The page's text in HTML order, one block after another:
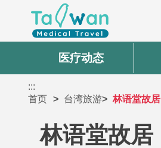
医疗动态
:::
首页
台湾旅游 林语堂故居
林语堂故居